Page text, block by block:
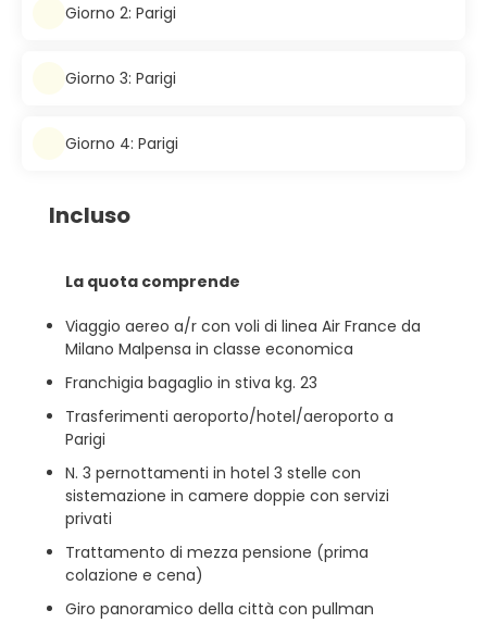
Giorno 2: Parigi
Giorno 3: Parigi
Giorno 4: Parigi
Incluso
La quota comprende
Viaggio aereo a/r con voli di linea Air France da
Milano Malpensa in classe economica
Franchigia bagaglio in stiva kg. 23
Trasferimenti aeroporto/hotel/aeroporto a
Parigi
N. 3 pernottamenti in hotel 3 stelle con
sistemazione in camere doppie con servizi
privati
Trattamento di mezza pensione (prima
colazione e cena)
Giro panoramico della città con pullman